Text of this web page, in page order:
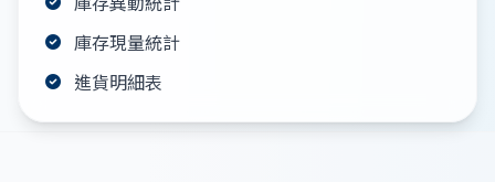
庫存現量統計
進貨明細表